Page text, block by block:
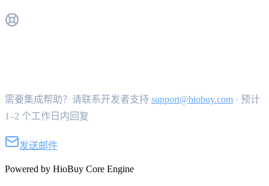
需要集成帮助？请联系开发者支持 support@hiobuy.com · 预计
1–2 个工作日内回复
发送邮件
Powered by HioBuy Core Engine